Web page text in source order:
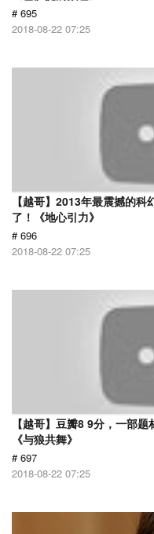
# 695
2018-08-22 07:25
【越哥】2013年最震撼的
了！《地心引力》
# 696
2018-08-22 07:25
【越哥】豆瓣8 9分，一部
《与狼共舞》
# 697
2018-08-22 07:25